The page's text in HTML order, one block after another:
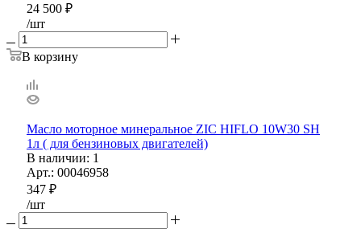
24 500 ₽
/шт
В корзину
Масло моторное минеральное ZIC HIFLO 10W30 SH
1л ( для бензиновых двигателей)
В наличии: 1
Арт.: 00046958
347 ₽
/шт